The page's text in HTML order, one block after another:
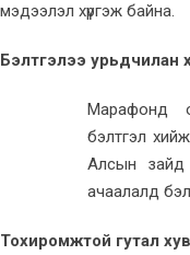
мэдээлэл хүргэж байна.
Бэлтгэлээ урьдчилан
Марафонд
бэлтгэл
Алсын зайд
ачаалалд
Тохиромжтой гутал